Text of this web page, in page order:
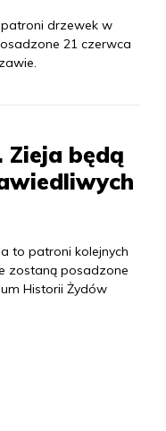
patroni drzewek w
21 czerwca
będą
to patroni kolejnych
zostaną posadzone
Historii Żydów